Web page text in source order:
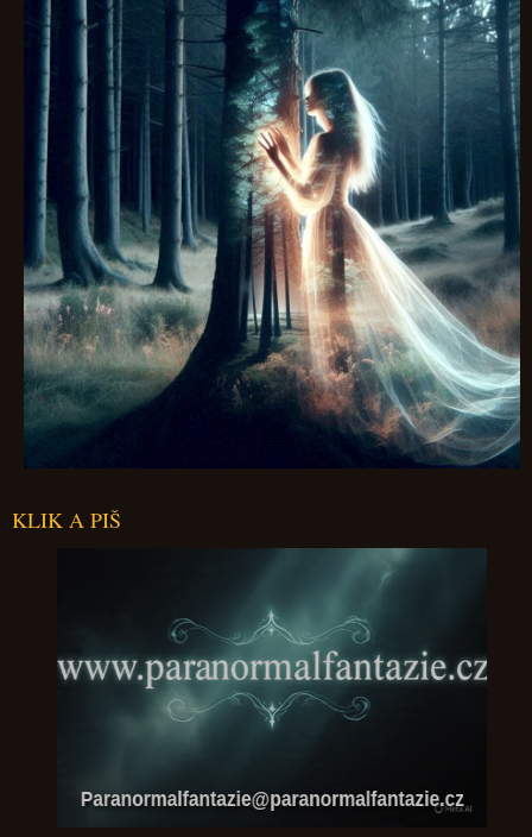
KLIK A PIŠ
Paranormalfantazie@paranormalfantazie.cz